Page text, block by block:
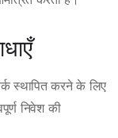
स्थापित करने के लिए
निवेश की